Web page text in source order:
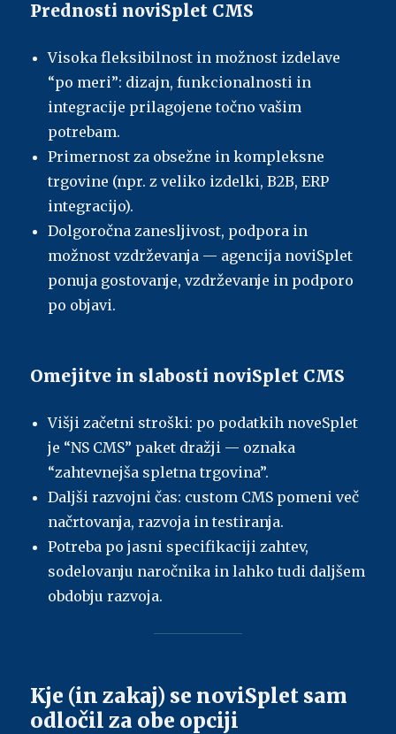
Prednosti noviSplet CMS
Visoka fleksibilnost in možnost izdelave
“po meri”: dizajn, funkcionalnosti in
integracije prilagojene točno vašim
potrebam.
Primernost za obsežne in kompleksne
trgovine (npr. z veliko izdelki, B2B, ERP
integracijo).
Dolgoročna zanesljivost, podpora in
možnost vzdrževanja — agencija noviSplet
ponuja gostovanje, vzdrževanje in podporo
po objavi.
Omejitve in slabosti noviSplet CMS
Višji začetni stroški: po podatkih noveSplet
je “NS CMS” paket dražji — oznaka
“zahtevnejša spletna trgovina”.
Daljši razvojni čas: custom CMS pomeni več
načrtovanja, razvoja in testiranja.
Potreba po jasni specifikaciji zahtev,
sodelovanju naročnika in lahko tudi daljšem
obdobju razvoja.
Kje (in zakaj) se noviSplet sam
odločil za obe opciji